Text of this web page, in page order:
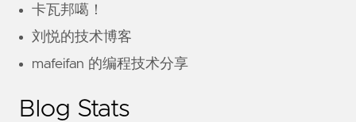
卡瓦邦噶！
刘悦的技术博客
mafeifan 的编程技术分享
Blog Stats